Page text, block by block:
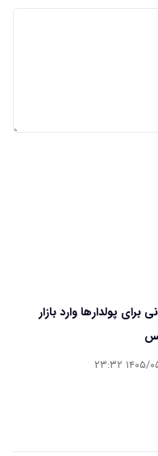
برای پولدارها وارد بازار
۱۸ ۲۳:۳۲